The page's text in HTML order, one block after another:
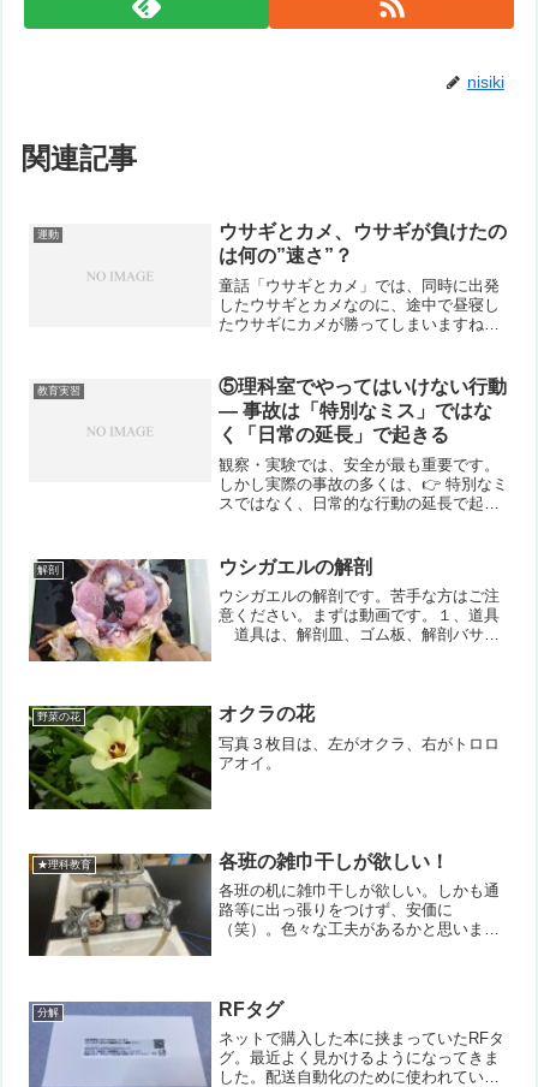
nisiki
関連記事
運動
ウサギとカメ、ウサギが負けたの
は何の”速さ”？
童話「ウサギとカメ」では、同時に出発
したウサギとカメなのに、途中で昼寝し
たウサギにカメが勝ってしまいますね。
「ウサギが負けたのは、カメの「平均の
速さ」でいいのですか？」小...
教育実習
⑤理科室でやってはいけない行動
― 事故は「特別なミス」ではな
く「日常の延長」で起きる
観察・実験では、安全が最も重要です。
しかし実際の事故の多くは、👉 特別なミ
スではなく、日常的な行動の延長で起き
す。■よくあるNG行動例えば、次のよう
な行動です。・理科...
解剖 ウシガエルの解剖
ウシガエルの解剖です。苦手な方はご注
意ください。まずは動画です。１、道具
道具は、解剖皿、ゴム板、解剖バサ
が、「さぐり棒」として医療...
野菜の花 オクラの花
写真３枚目は、左がオクラ、右がトロロ
アオイ。
★理科教育 各班の雑巾干しが欲しい！
各班の机に雑巾干しが欲しい。しかも通
路等に出っ張りをつけず、安価に
（笑）。色々な工夫があるかと思います
で２つ、付けられます。
分解 RFタグ
ネットで購入した本に挟まっていたRFタ
グ。最近よく見かけるようになってきま
した。配送自動化のために使われている